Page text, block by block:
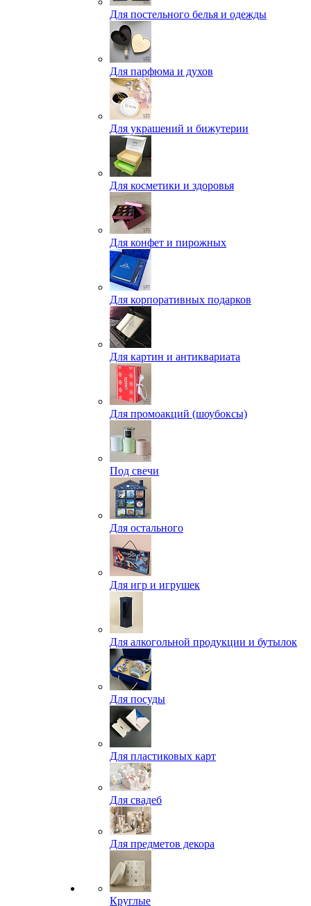
Для постельного белья и одежды
Для парфюма и духов
Для украшений и бижутерии
Для косметики и здоровья
Для конфет и пирожных
Для корпоративных подарков
Для картин и антиквариата
Для промоакций (шоубоксы)
Под свечи
Для остального
Для игр и игрушек
Для алкогольной продукции и бутылок
Для посуды
Для пластиковых карт
Для свадеб
Для предметов декора
Круглые